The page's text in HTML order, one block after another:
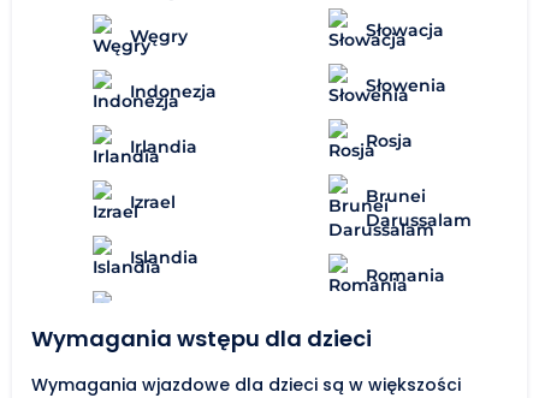
Węgry
Indonezja
Irlandia
Izrael
Islandia
Słowacja
Słowenia
Rosja
Brunei
Darussalam
Romania
Wymagania wstępu dla dzieci
Wymagania wjazdowe dla dzieci są w większości